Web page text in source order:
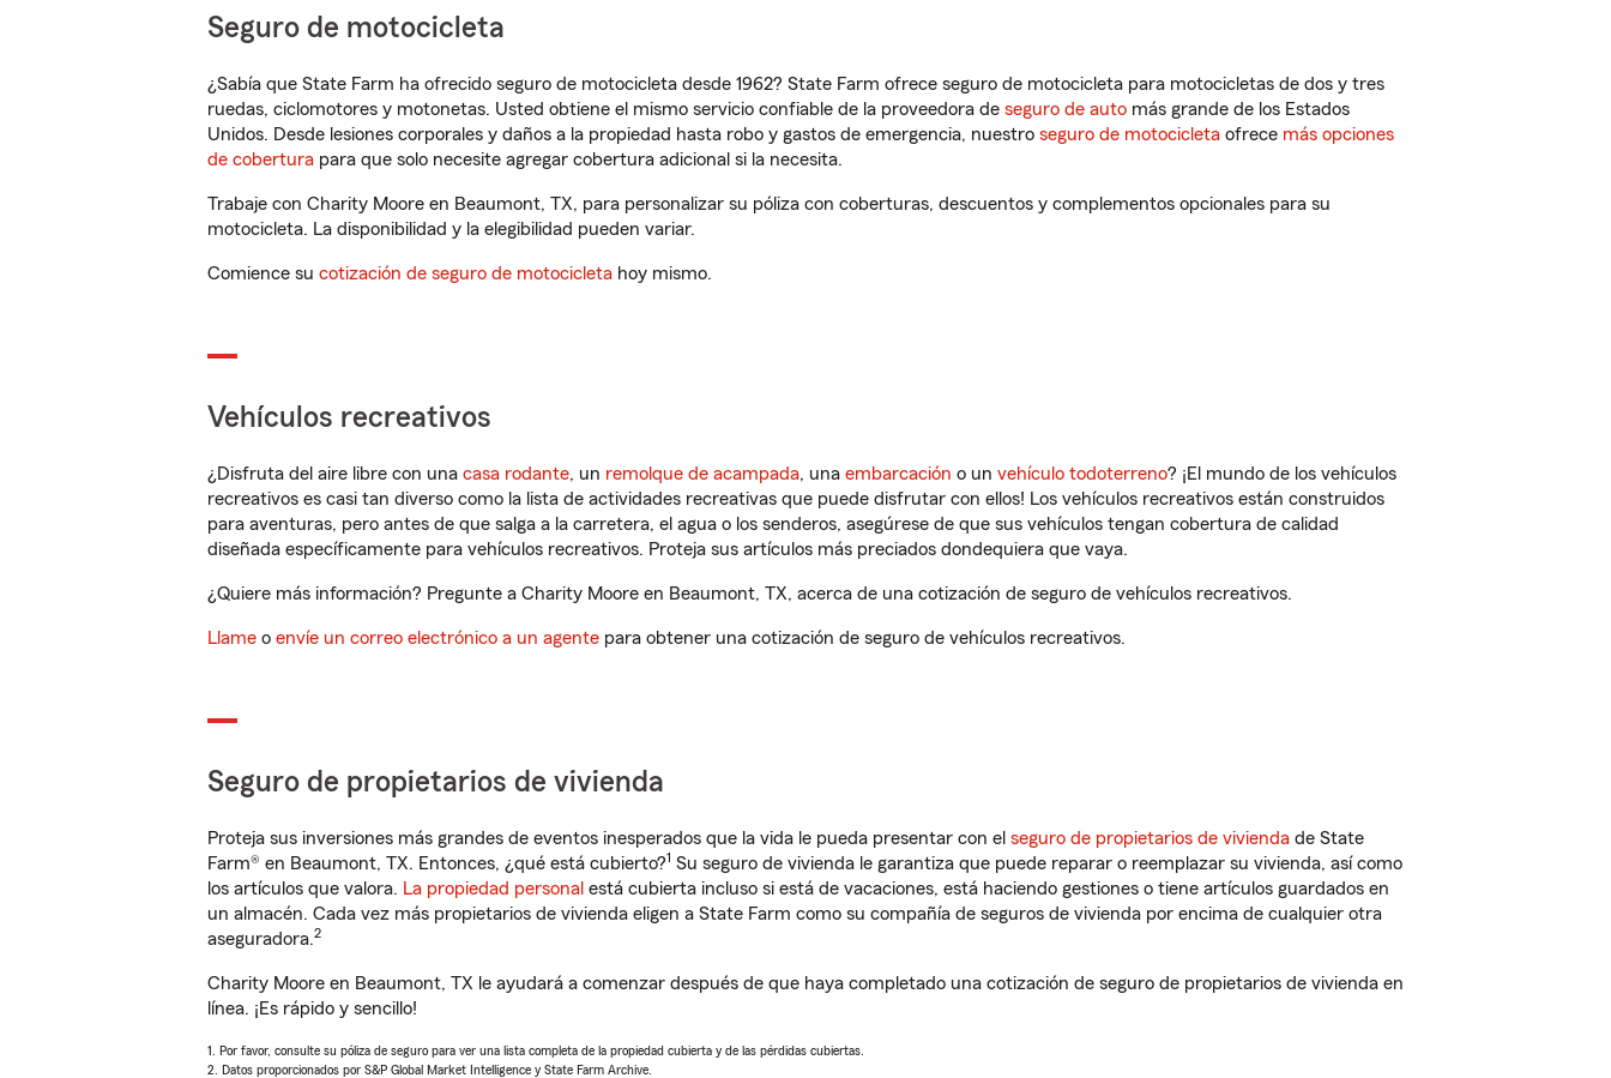
Seguro de motocicleta
¿Sabía que State Farm ha ofrecido seguro de motocicleta desde 1962? State Farm ofrece seguro de motocicleta para motocicletas de dos y tres
ruedas, ciclomotores y motonetas. Usted obtiene el mismo servicio confiable de la proveedora de seguro de auto más grande de los Estados
Unidos. Desde lesiones corporales y daños a la propiedad hasta robo y gastos de emergencia, nuestro seguro de motocicleta ofrece más opciones
de cobertura para que solo necesite agregar cobertura adicional si la necesita.
Trabaje con Charity Moore en Beaumont, TX, para personalizar su póliza con coberturas, descuentos y complementos opcionales para su
motocicleta. La disponibilidad y la elegibilidad pueden variar.
Comience su cotización de seguro de motocicleta hoy mismo.
Vehículos recreativos
¿Disfruta del aire libre con una casa rodante, un remolque de acampada, una embarcación o un vehículo todoterreno? ¡El mundo de los vehículos
recreativos es casi tan diverso como la lista de actividades recreativas que puede disfrutar con ellos! Los vehículos recreativos están construidos
para aventuras, pero antes de que salga a la carretera, el agua o los senderos, asegúrese de que sus vehículos tengan cobertura de calidad
diseñada específicamente para vehículos recreativos. Proteja sus artículos más preciados dondequiera que vaya.
¿Quiere más información? Pregunte a Charity Moore en Beaumont, TX, acerca de una cotización de seguro de vehículos recreativos.
Llame o envíe un correo electrónico a un agente para obtener una cotización de seguro de vehículos recreativos.
Seguro de propietarios de vivienda
Proteja sus inversiones más grandes de eventos inesperados que la vida le pueda presentar con el seguro de propietarios de vivienda de State
Farm® en Beaumont, TX. Entonces, ¿qué está cubierto?1 Su seguro de vivienda le garantiza que puede reparar o reemplazar su vivienda, así como
los artículos que valora. La propiedad personal está cubierta incluso si está de vacaciones, está haciendo gestiones o tiene artículos guardados en
un almacén. Cada vez más propietarios de vivienda eligen a State Farm como su compañía de seguros de vivienda por encima de cualquier otra
aseguradora.2
Charity Moore en Beaumont, TX le ayudará a comenzar después de que haya completado una cotización de seguro de propietarios de vivienda en
línea. ¡Es rápido y sencillo!
1. Por favor, consulte su póliza de seguro para ver una lista completa de la propiedad cubierta y de las pérdidas cubiertas.
2. Datos proporcionados por S&P Global Market Intelligence y State Farm Archive.